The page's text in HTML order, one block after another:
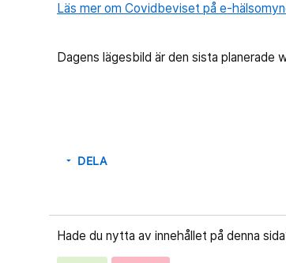
Läs mer om Covidbeviset på e-
Dagens lägesbild är den sista planerade
arrow_drop_down DELA
Hade du nytta av innehållet på denna